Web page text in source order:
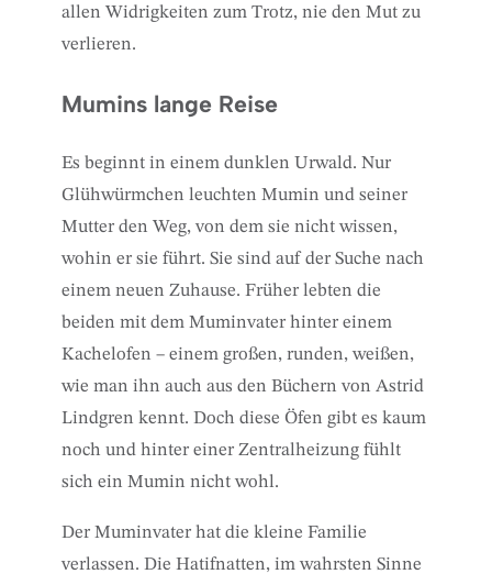
allen Widrigkeiten zum Trotz, nie den Mut zu
verlieren.
Mumins lange Reise
Es beginnt in einem dunklen Urwald. Nur
Glühwürmchen leuchten Mumin und seiner
Mutter den Weg, von dem sie nicht wissen,
wohin er sie führt. Sie sind auf der Suche nach
einem neuen Zuhause. Früher lebten die
beiden mit dem Muminvater hinter einem
Kachelofen – einem großen, runden, weißen,
wie man ihn auch aus den Büchern von Astrid
Lindgren kennt. Doch diese Öfen gibt es kaum
noch und hinter einer Zentralheizung fühlt
sich ein Mumin nicht wohl.
Der Muminvater hat die kleine Familie
verlassen. Die Hatifnatten, im wahrsten Sinne